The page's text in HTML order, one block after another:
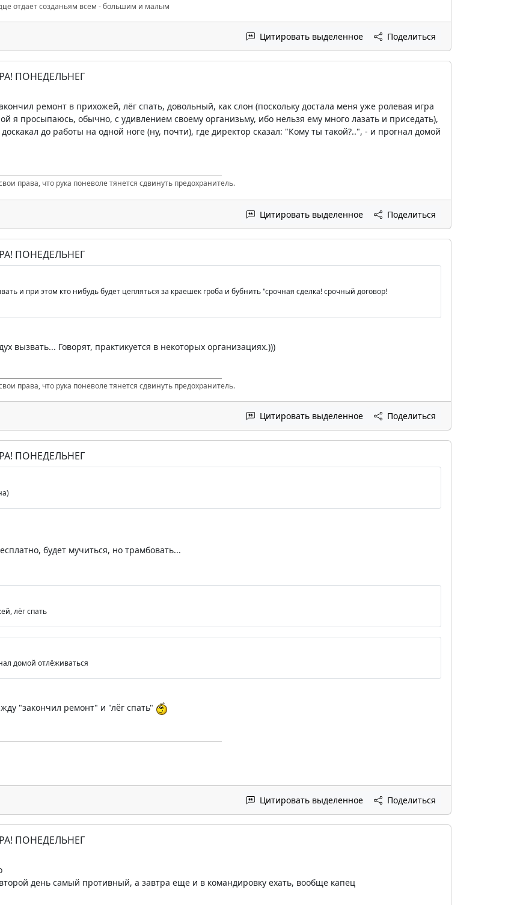
отдает созданьям всем - большим и малым
Цитировать выделенное Поделиться
ПОНЕДЕЛЬНЕГ
ремонт в прихожей, лёг спать, довольный, как слон (поскольку достала меня уже ролевая игра
я просыпаюсь, обычно, с удивлением своему организьму, ибо нельзя ему много лазать и приседать),
до работы на одной ноге (ну, почти), где директор сказал: "Кому ты такой?..", - и прогнал домой
права, что рука поневоле тянется сдвинуть предохранитель.
Цитировать выделенное Поделиться
ПОНЕДЕЛЬНЕГ
и при этом кто нибудь будет цепляться за краешек гроба и бубнить "срочная сделка! срочный договор!
вызвать... Говорят, практикуется в некоторых организациях.)))
права, что рука поневоле тянется сдвинуть предохранитель.
Цитировать выделенное Поделиться
ПОНЕДЕЛЬНЕГ
будет мучиться, но трамбовать...
лёг спать
домой отлёживаться
"закончил ремонт" и "лёг спать"
Цитировать выделенное Поделиться
ПОНЕДЕЛЬНЕГ
день самый противный, а завтра еще и в командировку ехать, вообще капец